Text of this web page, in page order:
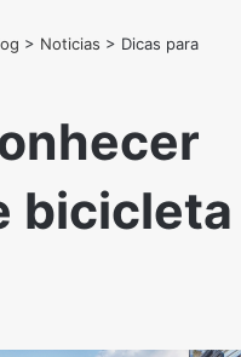
> Noticias > Dicas para
bicicleta